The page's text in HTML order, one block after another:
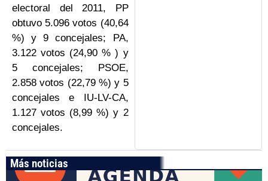
electoral del 2011, PP
obtuvo 5.096 votos (40,64
%) y 9 concejales; PA,
3.122 votos (24,90 % ) y
5 concejales; PSOE,
2.858 votos (22,79 %) y 5
concejales e IU-LV-CA,
1.127 votos (8,99 %) y 2
concejales.
Más noticias